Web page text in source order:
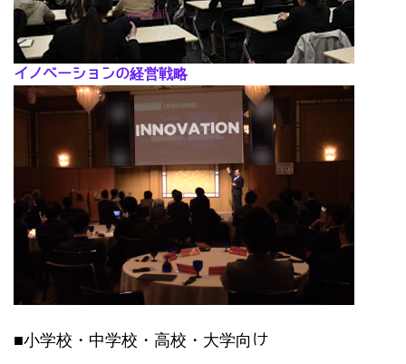
イノベーションの経営戦略
■小学校・中学校・高校・大学向け